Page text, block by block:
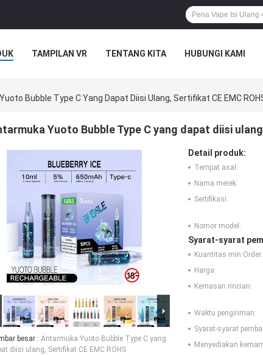
TAMPILAN VR TENTANG KITA HUBUNGI KAMI
Bubble Type C Yang Dapat Diisi Ulang, Sertifikat CE EMC
Yuoto Bubble Type C yang dapat diisi
besar : Antarmuka Yuoto Bubble Type C yang
diisi ulang, Sertifikat CE EMC ROHS
Detail produk:
Tempat asal:
Nama merek:
Sertifikasi:
Nomor model:
Syarat-syarat
Kuantitas min Order:
Harga:
Kemasan rincian:
Waktu pengiriman:
Syarat-syarat
Menyediakan